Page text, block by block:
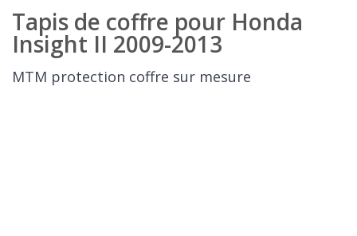
Tapis de coffre pour Honda
Insight II 2009-2013
MTM protection coffre sur mesure